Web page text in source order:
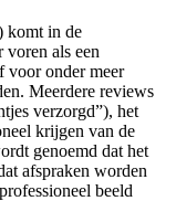
komt in de
voren als een
voor onder meer
Meerdere reviews
verzorgd”), het
krijgen van de
genoemd dat het
afspraken worden
beeld